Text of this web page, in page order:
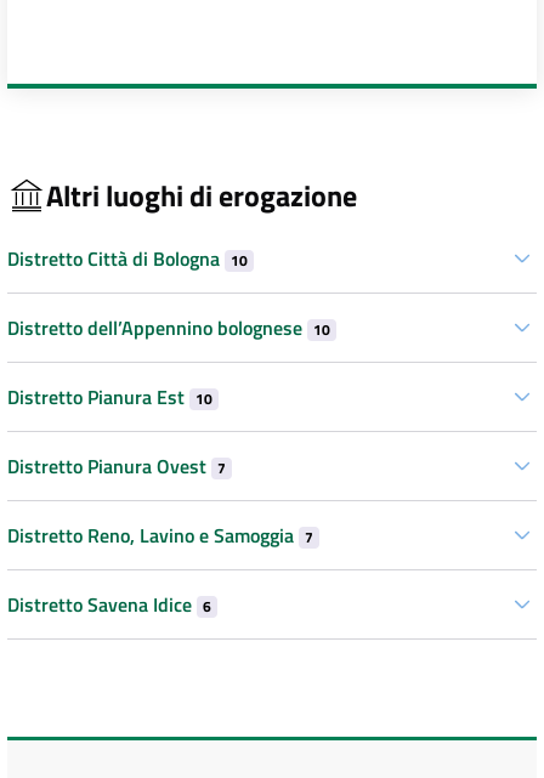
Altri luoghi di erogazione
Distretto Città di Bologna 10
Distretto dell’Appennino bolognese 10
Distretto Pianura Est 10
Distretto Pianura Ovest 7
Distretto Reno, Lavino e Samoggia 7
Distretto Savena Idice 6